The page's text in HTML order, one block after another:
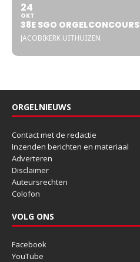
24
OKT
38E SGO ORGELCONCOURS
JACOBIKERK UITHUIZEN
ORGELNIEUWS
Contact met de redactie
Inzenden berichten en materiaal
Adverteren
Disclaimer
Auteursrechten
Colofon
VOLG ONS
Facebook
YouTube